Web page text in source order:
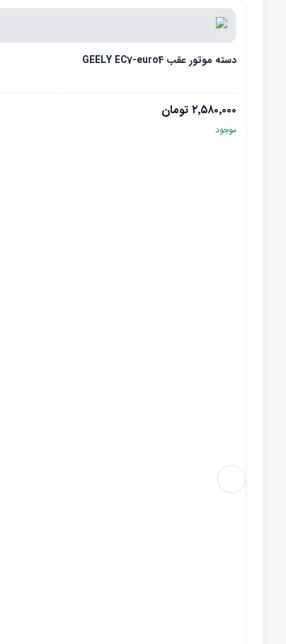
دسته موتور عقب GEELY EC7-euro4
۲٬۵۸۰٬۰۰۰ تومان
موجود